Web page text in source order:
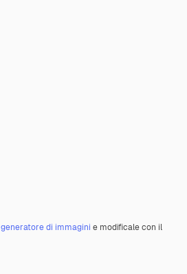
generatore di immagini e modificale con il